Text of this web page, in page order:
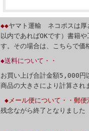
◆◆ヤマト運輸 ネコポスは厚
以内であればOKです）書籍
す。その場合は、こちらで
◆送料について・・
お買い上げ合計金額5,000
商品の大きさにより計算され
◆メール便について・・郵便
残念ながら終了となりました